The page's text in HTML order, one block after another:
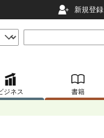
新規登録
ジネス 書籍